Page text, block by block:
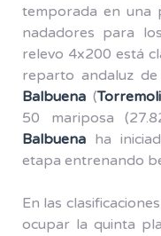
temporada en una
nadadores para los
relevo 4x200 está
reparto andaluz
Balbuena (
50 mariposa
Balbuena ha
etapa entrenando
En las
ocupar la quinta